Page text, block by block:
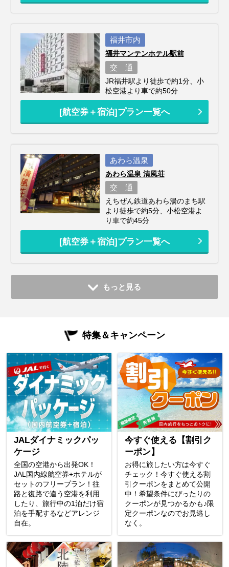
福井市内
福井マンテンホテル駅前
交 通
JR福井駅より徒歩で約1分、小
松空港より車で約50分
[航空券＋宿泊]プラン一覧へ
あわら温泉
あわら温泉 清風荘
交 通
えちぜん鉄道あわら湯のまち駅
より徒歩で約5分、小松空港よ
り車で約45分
[航空券＋宿泊]プラン一覧へ
もっと見る
特集＆キャンペーン
JALダイナミックパッ
ケージ
全国の空港から出発OK！
JAL国内線航空券+ホテルが
セットのフリープラン！往
路と復路で違う空港を利用
したり、旅行中の1泊だけ宿
泊を手配するなどアレンジ
自在。
今すぐ使える【割引ク
ーポン】
お得に旅したい方は今すぐ
チェック！今すぐ使える割
引クーポンをまとめて公開
中！希望条件にぴったりの
クーポンが見つかるかも♪限
定クーポンなのでお見逃し
なく。